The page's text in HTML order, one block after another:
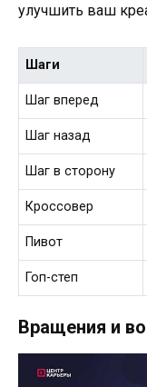
улучшить ваш
Шаги
Шаг вперед
Шаг назад
Шаг в сторону
Кроссовер
Пивот
Гоп-степ
Вращения и